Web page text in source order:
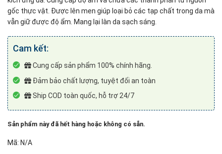
gốc thực vật. Được lên men giúp loại bỏ các tạp chất trong da mà
vẫn giữ được độ ẩm. Mang lại làn da sạch sáng.
Cam kết:
Cung cấp sản phẩm 100% chính hãng.
Đảm bảo chất lượng, tuyệt đối an toàn
Ship COD toàn quốc, hỗ trợ 24/7
Sản phẩm này đã hết hàng hoặc không có sẵn.
Mã: N/A